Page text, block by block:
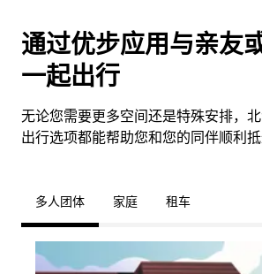
通过优步应用与亲友
一起出行
无论您需要更多空间还是特殊安排，
出行选项都能帮助您和您的同伴顺利抵
多人团体 家庭 租车